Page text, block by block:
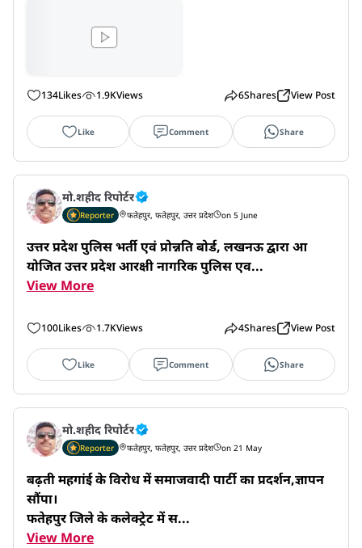
134Likes 1.9KViews 6Shares View Post
Like Comment Share
मो.शहीद रिपोर्टर
Reporter फतेहपुर, फतेहपुर, उत्तर प्रदेश on 5 June
उत्तर प्रदेश पुलिस भर्ती एवं प्रोन्नति बोर्ड, लखनऊ द्वारा आ
योजित उत्तर प्रदेश आरक्षी नागरिक पुलिस एव...
View More
100Likes 1.7KViews 4Shares View Post
Like Comment Share
मो.शहीद रिपोर्टर
Reporter फतेहपुर, फतेहपुर, उत्तर प्रदेश on 21 May
बढ़ती महगांई के विरोध में समाजवादी पार्टी का प्रदर्शन,ज्ञापन
सौंपा।
फतेहपुर जिले के कलेक्ट्रेट में स...
View More